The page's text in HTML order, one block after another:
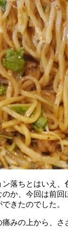
落ちとはいえ、
か、今回は前回
きたのでした。
みの上から、さ